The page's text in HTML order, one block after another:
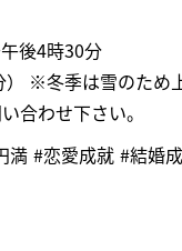
後4時30分
※冬季は雪のため
合わせ下さい。
満 #恋愛成就 #結婚